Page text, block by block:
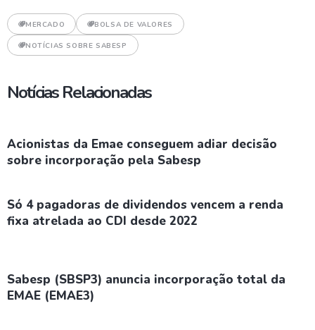
MERCADO BOLSA DE VALORES
NOTÍCIAS SOBRE SABESP
Notícias Relacionadas
Acionistas da Emae conseguem adiar decisão
sobre incorporação pela Sabesp
Só 4 pagadoras de dividendos vencem a renda
fixa atrelada ao CDI desde 2022
Sabesp (SBSP3) anuncia incorporação total da
EMAE (EMAE3)